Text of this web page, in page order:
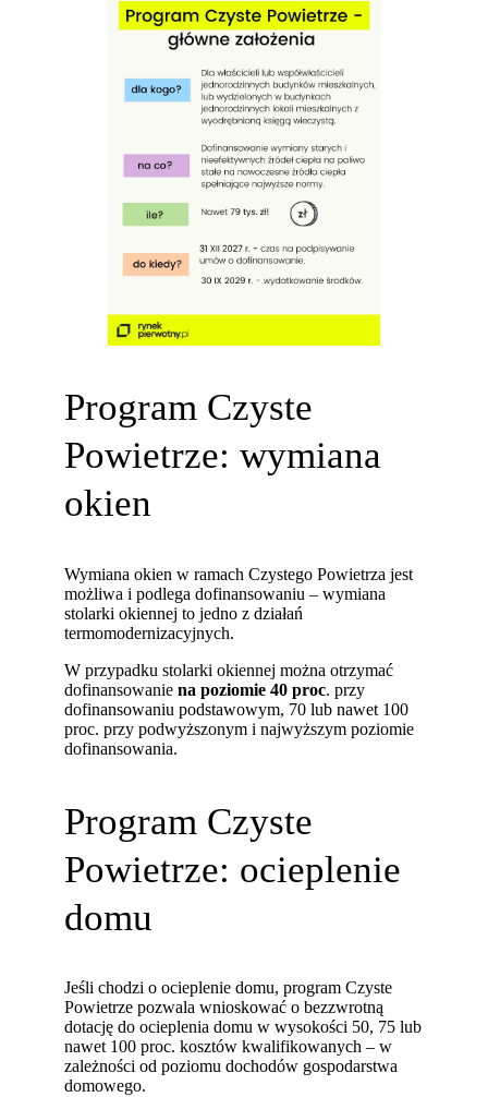
Program Czyste
Powietrze: wymiana
okien
Wymiana okien w ramach Czystego Powietrza jest
możliwa i podlega dofinansowaniu – wymiana
stolarki okiennej to jedno z działań
termomodernizacyjnych.
W przypadku stolarki okiennej można otrzymać
dofinansowaniena poziomie 40 proc. przy
dofinansowaniu podstawowym, 70 lub nawet 100
proc. przy podwyższonym i najwyższym poziomie
dofinansowania.
Program Czyste
Powietrze: ocieplenie
domu
Jeśli chodzi o ocieplenie domu, program Czyste
Powietrze pozwala wnioskować o bezzwrotną
dotację do ocieplenia domu w wysokości 50, 75 lub
nawet 100 proc. kosztów kwalifikowanych – w
zależności od poziomu dochodów gospodarstwa
domowego.